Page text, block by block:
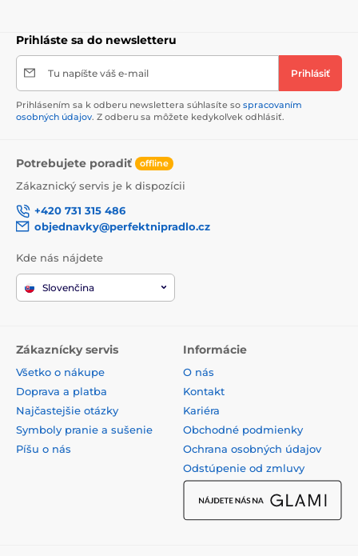
Prihláste sa do newsletteru
Tu napíšte váš e-mail Prihlásiť
Prihlásením sa k odberu newslettera súhlasíte so spracovaním
osobných údajov. Z odberu sa môžete kedykoľvek odhlásiť.
Potrebujete poradiť offline
Zákaznický servis je k dispozícii
+420 731 315 486
objednavky@perfektnipradlo.cz
Kde nás nájdete
Slovenčina
Zákaznícky servis
Všetko o nákupe
Doprava a platba
Najčastejšie otázky
Symboly pranie a sušenie
Píšu o nás
Informácie
O nás
Kontakt
Kariéra
Obchodné podmienky
Ochrana osobných údajov
Odstúpenie od zmluvy